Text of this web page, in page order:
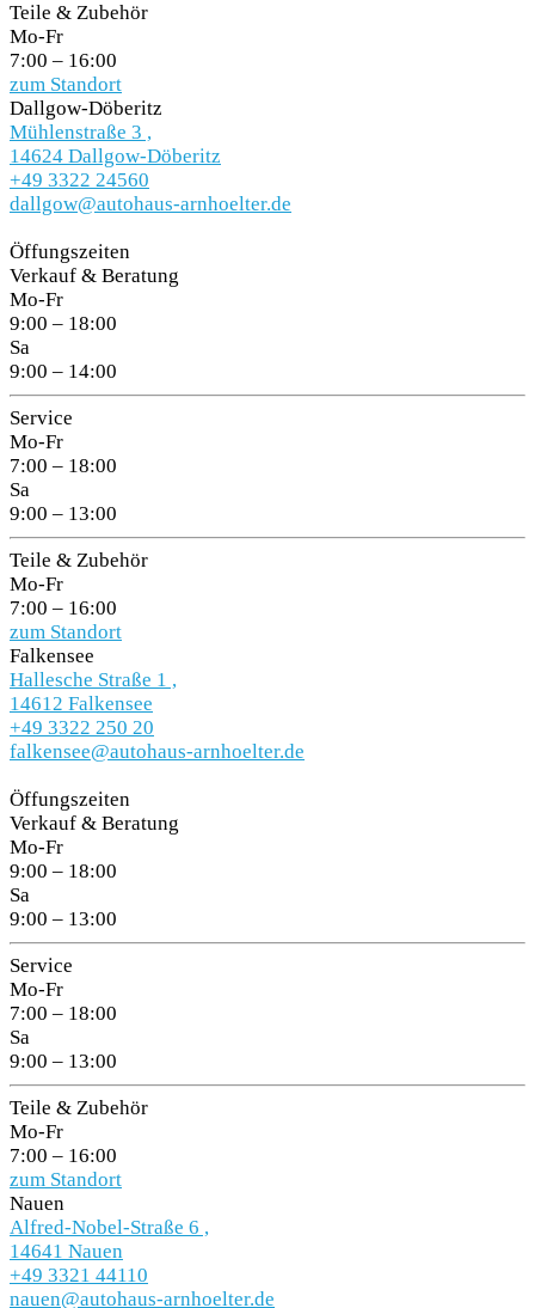
Teile & Zubehör
Mo-Fr
7:00 – 16:00
zum Standort
Dallgow-Döberitz
Mühlenstraße 3 ,
14624 Dallgow-Döberitz
+49 3322 24560
dallgow@autohaus-arnhoelter.de
Öffungszeiten
Verkauf & Beratung
Mo-Fr
9:00 – 18:00
Sa
9:00 – 14:00
Service
Mo-Fr
7:00 – 18:00
Sa
9:00 – 13:00
Teile & Zubehör
Mo-Fr
7:00 – 16:00
zum Standort
Falkensee
Hallesche Straße 1 ,
14612 Falkensee
+49 3322 250 20
falkensee@autohaus-arnhoelter.de
Öffungszeiten
Verkauf & Beratung
Mo-Fr
9:00 – 18:00
Sa
9:00 – 13:00
Service
Mo-Fr
7:00 – 18:00
Sa
9:00 – 13:00
Teile & Zubehör
Mo-Fr
7:00 – 16:00
zum Standort
Nauen
Alfred-Nobel-Straße 6 ,
14641 Nauen
+49 3321 44110
nauen@autohaus-arnhoelter.de